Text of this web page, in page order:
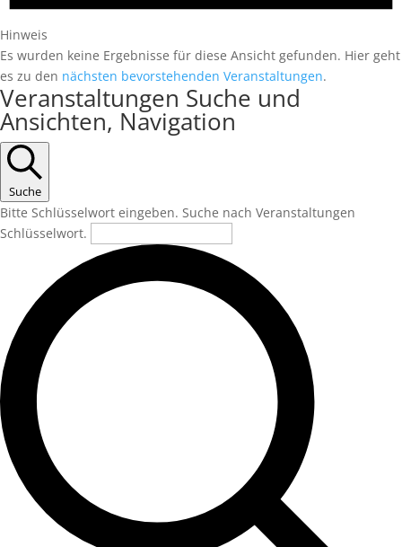
Hinweis
Es wurden keine Ergebnisse für diese Ansicht gefunden. Hier geht
es zu den nächsten bevorstehenden Veranstaltungen.
Veranstaltungen Suche und
Ansichten, Navigation
Suche
Bitte Schlüsselwort eingeben. Suche nach Veranstaltungen
Schlüsselwort.